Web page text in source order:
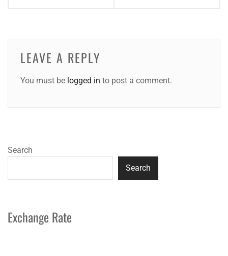
LEAVE A REPLY
You must be logged in to post a comment.
Search
Search
Exchange Rate